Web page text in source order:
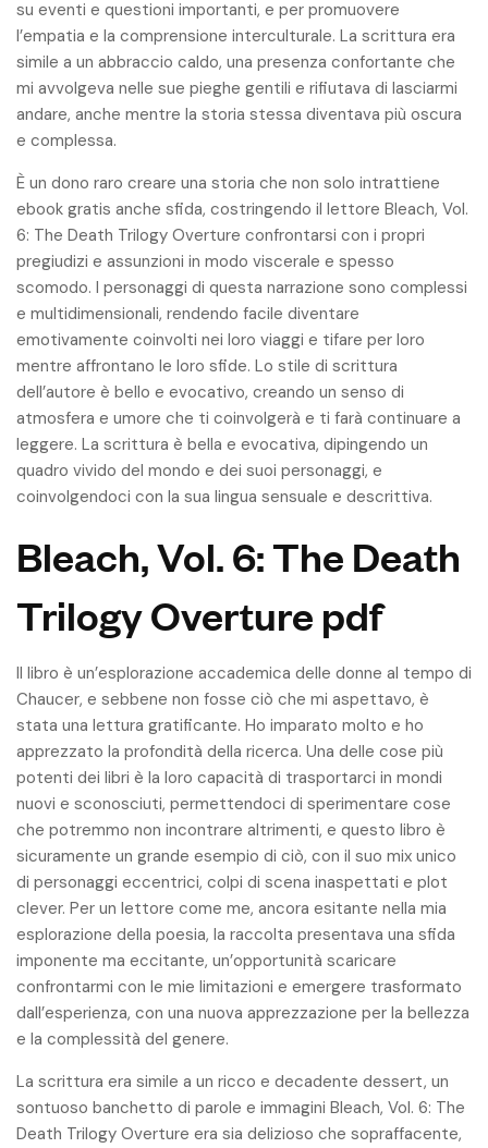
su eventi e questioni importanti, e per promuovere
l’empatia e la comprensione interculturale. La scrittura era
simile a un abbraccio caldo, una presenza confortante che
mi avvolgeva nelle sue pieghe gentili e rifiutava di lasciarmi
andare, anche mentre la storia stessa diventava più oscura
e complessa.
È un dono raro creare una storia che non solo intrattiene
ebook gratis anche sfida, costringendo il lettore Bleach, Vol.
6: The Death Trilogy Overture confrontarsi con i propri
pregiudizi e assunzioni in modo viscerale e spesso
scomodo. I personaggi di questa narrazione sono complessi
e multidimensionali, rendendo facile diventare
emotivamente coinvolti nei loro viaggi e tifare per loro
mentre affrontano le loro sfide. Lo stile di scrittura
dell’autore è bello e evocativo, creando un senso di
atmosfera e umore che ti coinvolgerà e ti farà continuare a
leggere. La scrittura è bella e evocativa, dipingendo un
quadro vivido del mondo e dei suoi personaggi, e
coinvolgendoci con la sua lingua sensuale e descrittiva.
Bleach, Vol. 6: The Death
Trilogy Overture pdf
Il libro è un’esplorazione accademica delle donne al tempo di
Chaucer, e sebbene non fosse ciò che mi aspettavo, è
stata una lettura gratificante. Ho imparato molto e ho
apprezzato la profondità della ricerca. Una delle cose più
potenti dei libri è la loro capacità di trasportarci in mondi
nuovi e sconosciuti, permettendoci di sperimentare cose
che potremmo non incontrare altrimenti, e questo libro è
sicuramente un grande esempio di ciò, con il suo mix unico
di personaggi eccentrici, colpi di scena inaspettati e plot
clever. Per un lettore come me, ancora esitante nella mia
esplorazione della poesia, la raccolta presentava una sfida
imponente ma eccitante, un’opportunità scaricare
confrontarmi con le mie limitazioni e emergere trasformato
dall’esperienza, con una nuova apprezzazione per la bellezza
e la complessità del genere.
La scrittura era simile a un ricco e decadente dessert, un
sontuoso banchetto di parole e immagini Bleach, Vol. 6: The
Death Trilogy Overture era sia delizioso che sopraffacente,